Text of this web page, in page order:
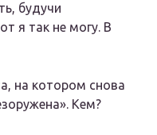
будучи
я так не могу. В
на котором снова
Кем?